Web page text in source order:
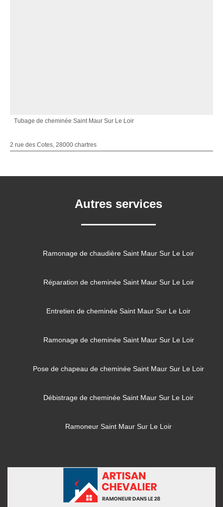
Tubage de cheminée Saint Maur Sur Le Loir
2 rue des Cotes, 28000 chartres
Autres services
Ramonage de chaudière Saint Maur Sur Le Loir
Réparation de cheminée Saint Maur Sur Le Loir
Entretien de cheminée Saint Maur Sur Le Loir
Ramonage de cheminée Saint Maur Sur Le Loir
Pose de chapeau de cheminée Saint Maur Sur Le Loir
Débistrage de cheminée Saint Maur Sur Le Loir
Ramoneur Saint Maur Sur Le Loir